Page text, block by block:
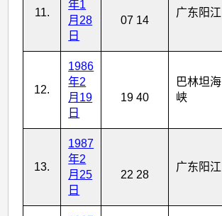
11.
年1
月28
日
07 14
广东阳江
12.
1986
年2
月19
日
19 40
巴林坦海
峡
13.
1987
年2
月25
日
22 28
广东阳江